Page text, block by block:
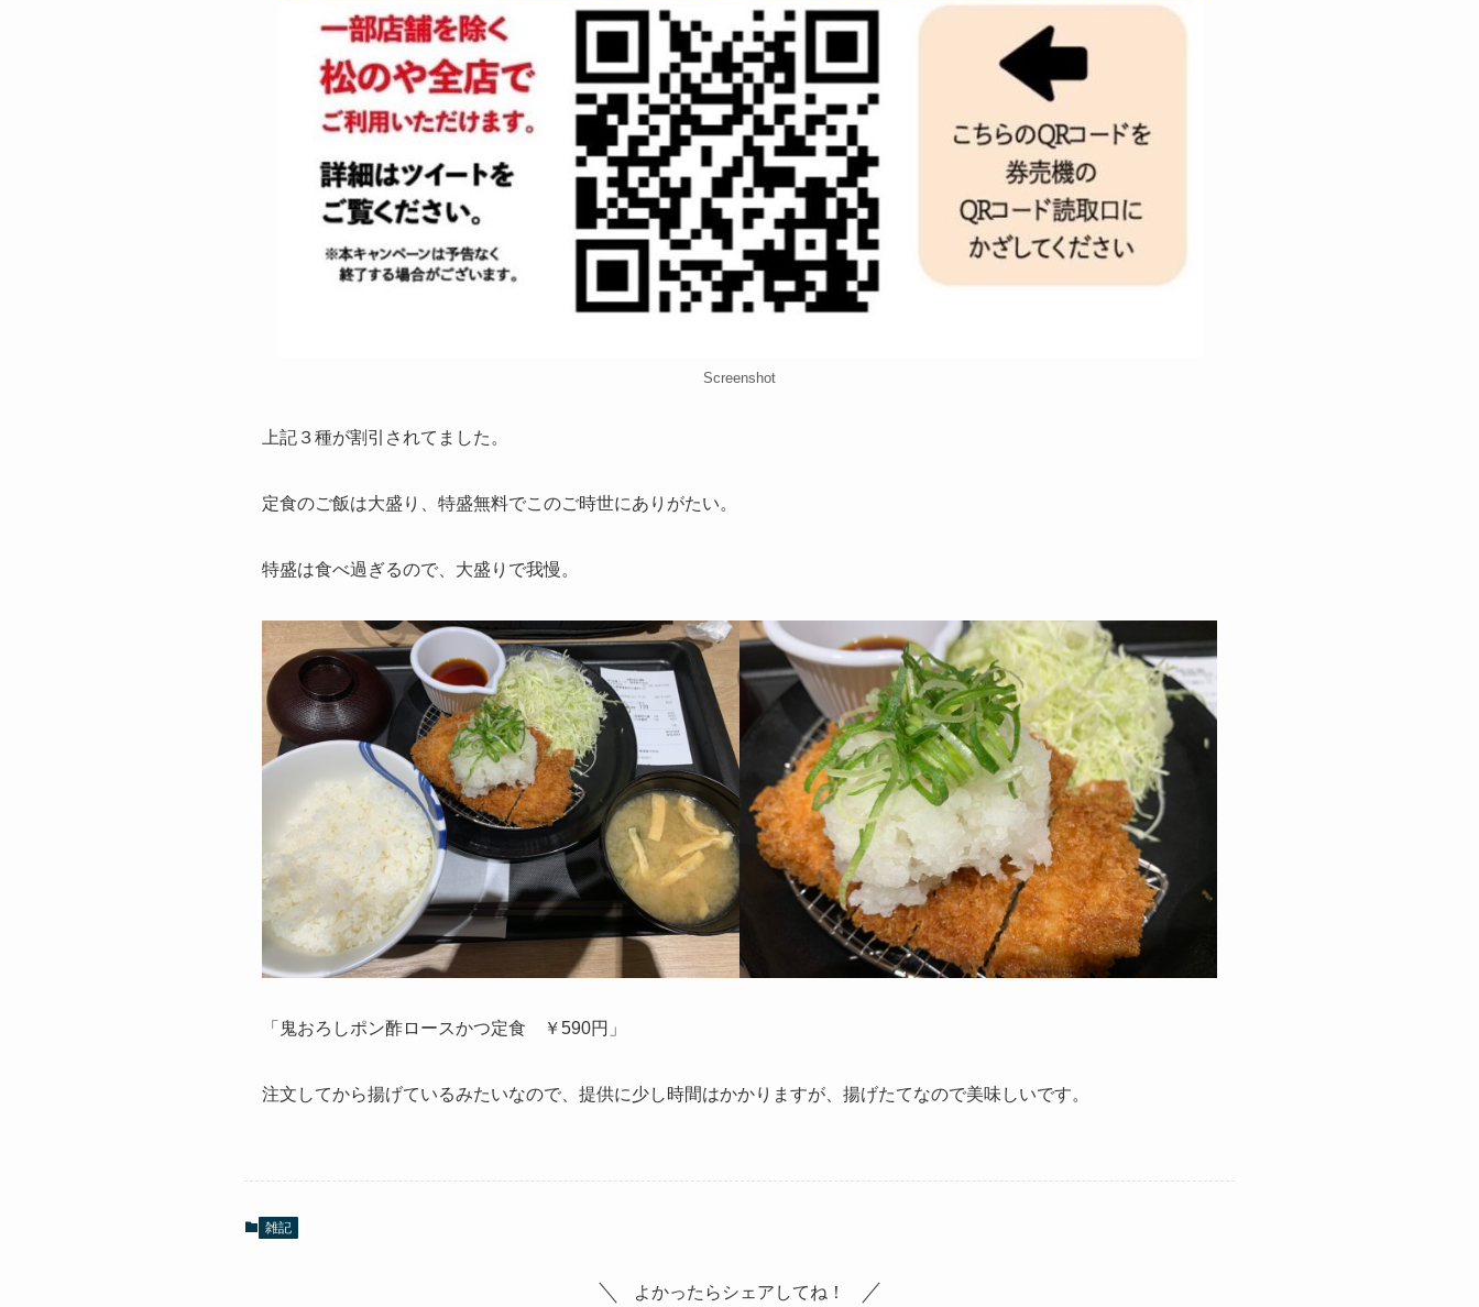
Screenshot
上記３種が割引されてました。
定食のご飯は大盛り、特盛無料でこのご時世にありがたい。
特盛は食べ過ぎるので、大盛りで我慢。
「鬼おろしポン酢ロースかつ定食 ￥590円」
注文してから揚げているみたいなので、提供に少し時間はかかりますが、揚げたてなので美味しいです。
雑記
よかったらシェアしてね！